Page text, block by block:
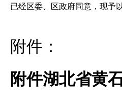
已经区委、区政府同意，现予
附件：
附件湖北省黄